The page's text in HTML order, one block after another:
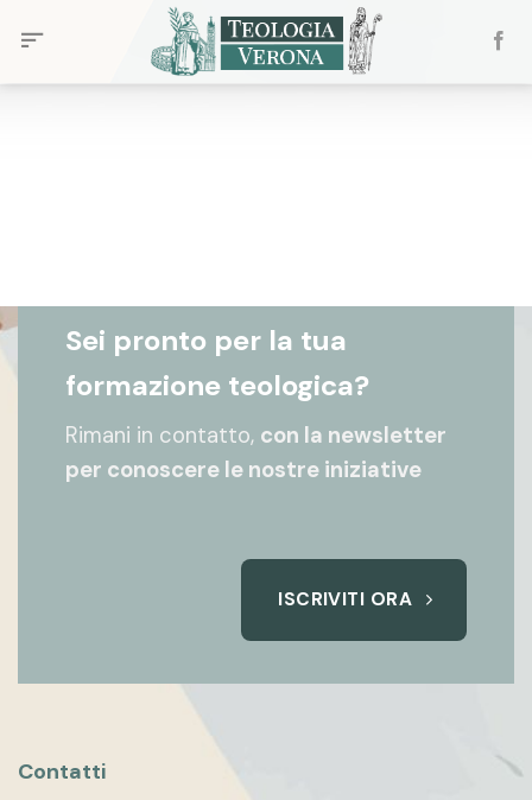
Sei pronto per la tua
formazione teologica?
Rimani in contatto, con la newsletter
per conoscere le nostre iniziative
ISCRIVITI ORA
Contatti